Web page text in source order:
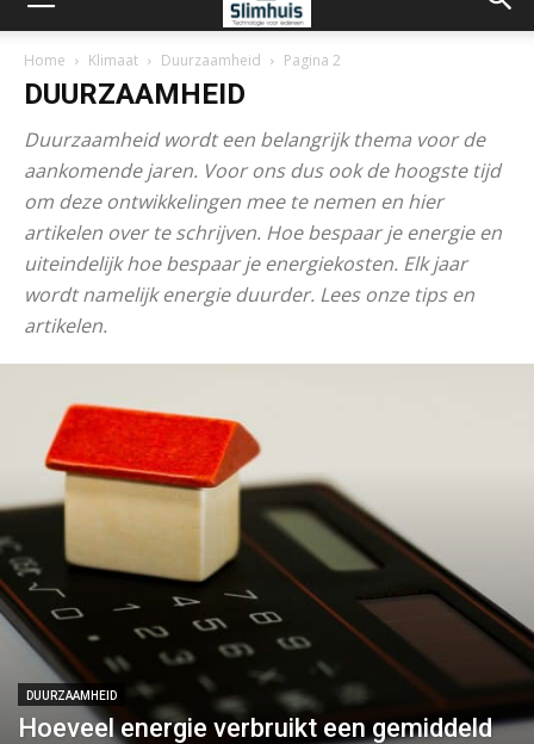
Home Klimaat Duurzaamheid Pagina 2
DUURZAAMHEID
Duurzaamheid wordt een belangrijk thema voor de
aankomende jaren. Voor ons dus ook de hoogste tijd
om deze ontwikkelingen mee te nemen en hier
artikelen over te schrijven. Hoe bespaar je energie en
uiteindelijk hoe bespaar je energiekosten. Elk jaar
wordt namelijk energie duurder. Lees onze tips en
artikelen.
DUURZAAMHEID
Hoeveel energie verbruikt een gemiddeld